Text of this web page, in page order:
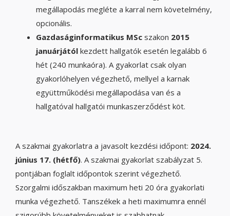
megállapodás megléte a karral nem követelmény,
opcionális.
Gazdaságinformatikus MSc szakon 2015
januárjától kezdett hallgatók esetén legalább 6
hét (240 munkaóra). A gyakorlat csak olyan
gyakorlóhelyen végezhető, mellyel a karnak
együttműködési megállapodása van és a
hallgatóval hallgatói munkaszerződést köt.
A szakmai gyakorlatra a javasolt kezdési időpont: 2024.
június 17. (hétfő). A szakmai gyakorlat szabályzat 5.
pontjában foglalt időpontok szerint végezhető.
Szorgalmi időszakban maximum heti 20 óra gyakorlati
munka végezhető. Tanszékek a heti maximumra ennél